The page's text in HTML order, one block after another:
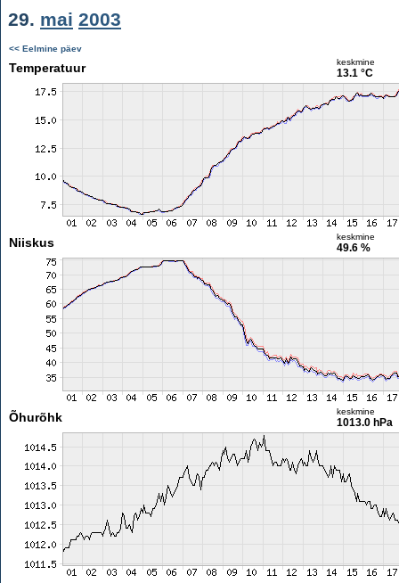
29. mai 2003
<< Eelmine päev
Temperatuur keskmine
13.1 °C
Niiskus keskmine
49.6 %
Õhurõhk keskmine
1013.0 hPa